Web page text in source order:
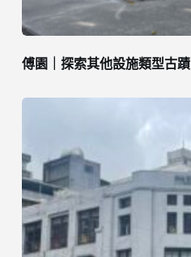
傅園｜探索其他設施類型古